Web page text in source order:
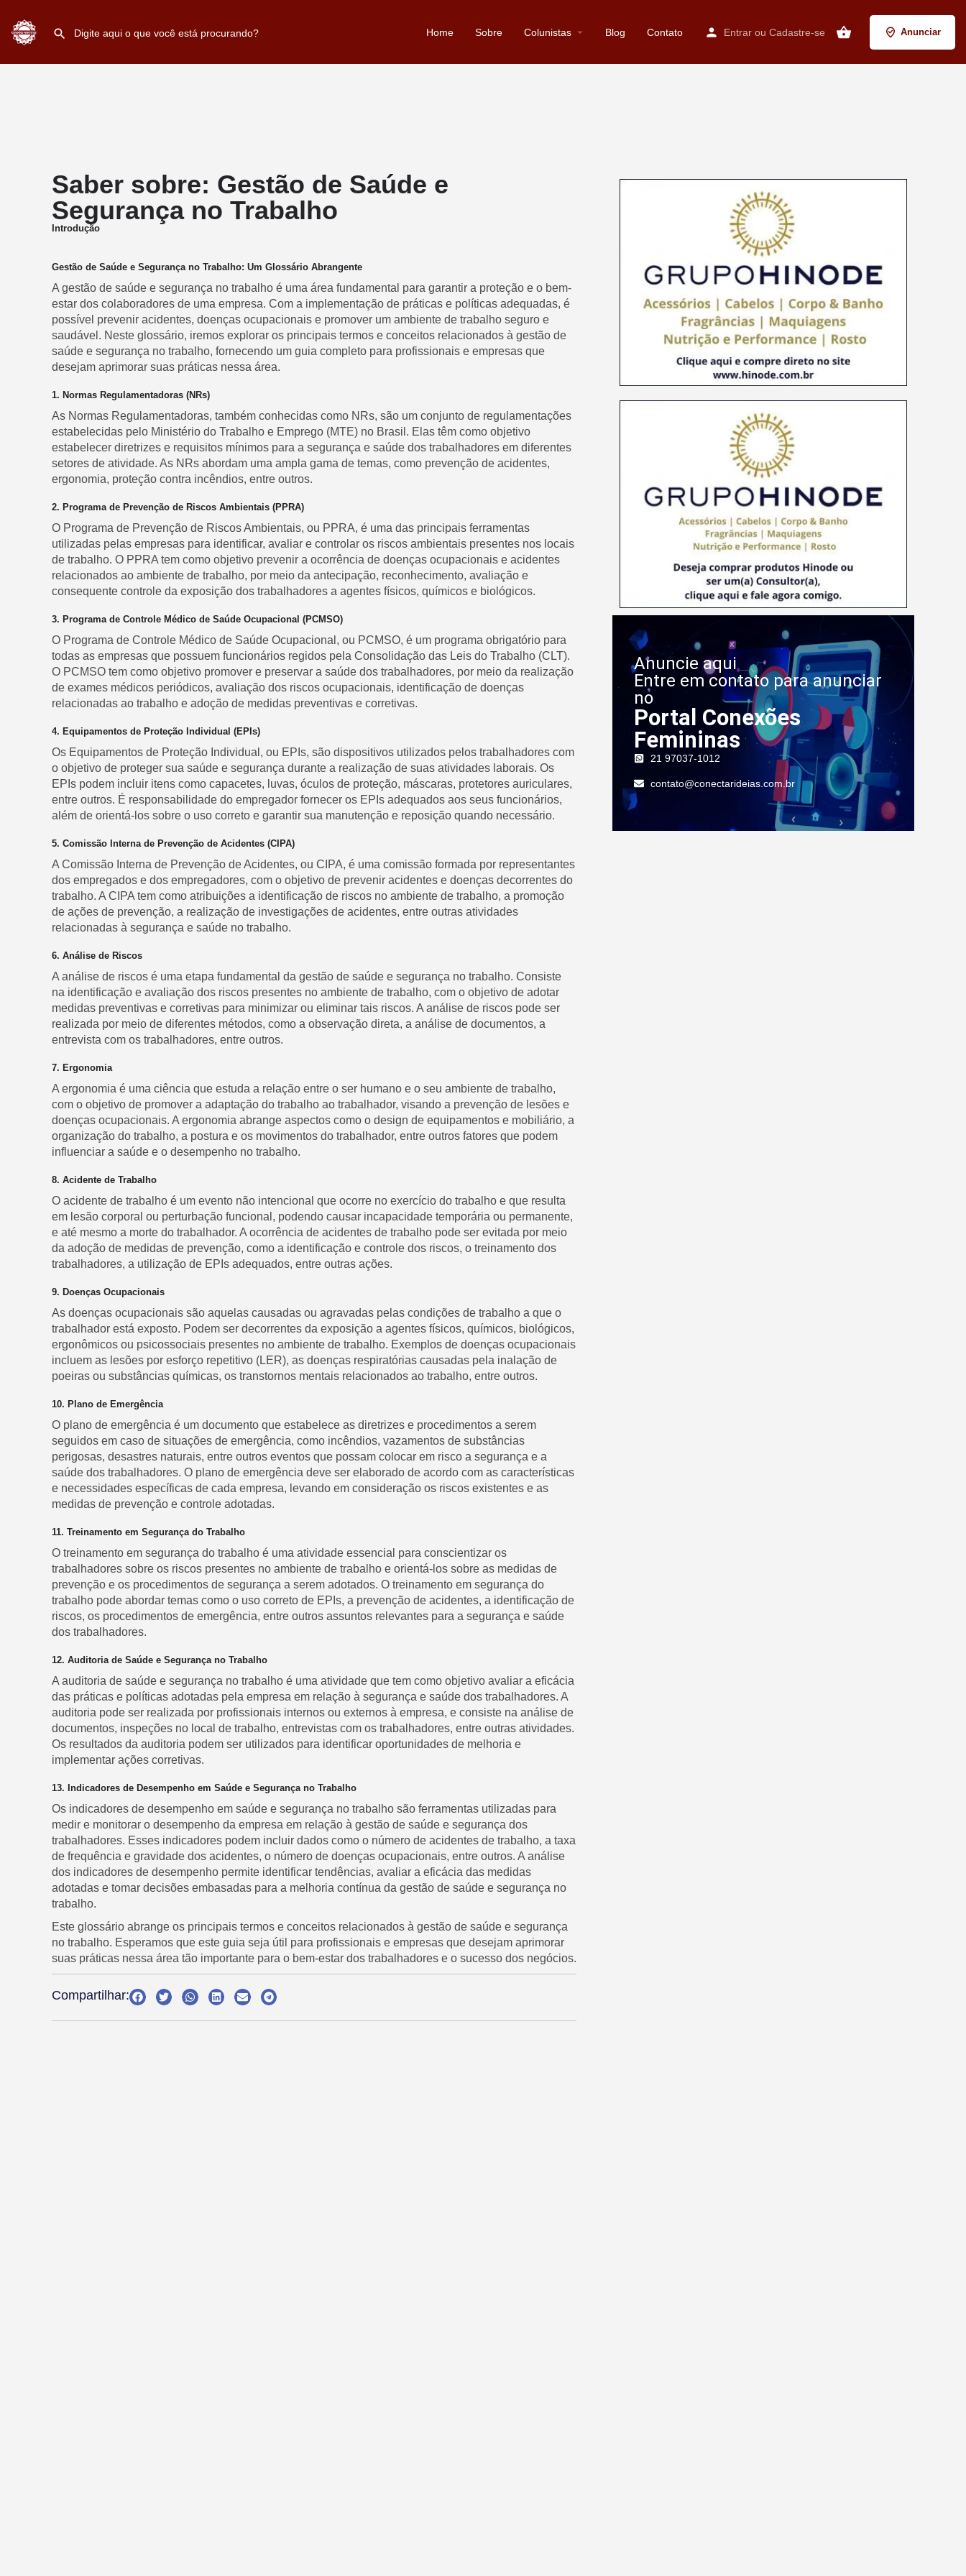
Home Sobre Colunistas Blog Contato Entrar ou Cadastre-se Anunciar
Saber sobre: Gestão de Saúde e
Segurança no Trabalho
Introdução
Gestão de Saúde e Segurança no Trabalho: Um Glossário Abrangente
A gestão de saúde e segurança no trabalho é uma área fundamental para garantir a proteção e o bem-
estar dos colaboradores de uma empresa. Com a implementação de práticas e políticas adequadas, é
possível prevenir acidentes, doenças ocupacionais e promover um ambiente de trabalho seguro e
saudável. Neste glossário, iremos explorar os principais termos e conceitos relacionados à gestão de
saúde e segurança no trabalho, fornecendo um guia completo para profissionais e empresas que
desejam aprimorar suas práticas nessa área.
1. Normas Regulamentadoras (NRs)
As Normas Regulamentadoras, também conhecidas como NRs, são um conjunto de regulamentações
estabelecidas pelo Ministério do Trabalho e Emprego (MTE) no Brasil. Elas têm como objetivo
estabelecer diretrizes e requisitos mínimos para a segurança e saúde dos trabalhadores em diferentes
setores de atividade. As NRs abordam uma ampla gama de temas, como prevenção de acidentes,
ergonomia, proteção contra incêndios, entre outros.
2. Programa de Prevenção de Riscos Ambientais (PPRA)
O Programa de Prevenção de Riscos Ambientais, ou PPRA, é uma das principais ferramentas
utilizadas pelas empresas para identificar, avaliar e controlar os riscos ambientais presentes nos locais
de trabalho. O PPRA tem como objetivo prevenir a ocorrência de doenças ocupacionais e acidentes
relacionados ao ambiente de trabalho, por meio da antecipação, reconhecimento, avaliação e
consequente controle da exposição dos trabalhadores a agentes físicos, químicos e biológicos.
3. Programa de Controle Médico de Saúde Ocupacional (PCMSO)
O Programa de Controle Médico de Saúde Ocupacional, ou PCMSO, é um programa obrigatório para
todas as empresas que possuem funcionários regidos pela Consolidação das Leis do Trabalho (CLT).
O PCMSO tem como objetivo promover e preservar a saúde dos trabalhadores, por meio da realização
de exames médicos periódicos, avaliação dos riscos ocupacionais, identificação de doenças
relacionadas ao trabalho e adoção de medidas preventivas e corretivas.
4. Equipamentos de Proteção Individual (EPIs)
Os Equipamentos de Proteção Individual, ou EPIs, são dispositivos utilizados pelos trabalhadores com
o objetivo de proteger sua saúde e segurança durante a realização de suas atividades laborais. Os
EPIs podem incluir itens como capacetes, luvas, óculos de proteção, máscaras, protetores auriculares,
entre outros. É responsabilidade do empregador fornecer os EPIs adequados aos seus funcionários,
além de orientá-los sobre o uso correto e garantir sua manutenção e reposição quando necessário.
5. Comissão Interna de Prevenção de Acidentes (CIPA)
A Comissão Interna de Prevenção de Acidentes, ou CIPA, é uma comissão formada por representantes
dos empregados e dos empregadores, com o objetivo de prevenir acidentes e doenças decorrentes do
trabalho. A CIPA tem como atribuições a identificação de riscos no ambiente de trabalho, a promoção
de ações de prevenção, a realização de investigações de acidentes, entre outras atividades
relacionadas à segurança e saúde no trabalho.
6. Análise de Riscos
A análise de riscos é uma etapa fundamental da gestão de saúde e segurança no trabalho. Consiste
na identificação e avaliação dos riscos presentes no ambiente de trabalho, com o objetivo de adotar
medidas preventivas e corretivas para minimizar ou eliminar tais riscos. A análise de riscos pode ser
realizada por meio de diferentes métodos, como a observação direta, a análise de documentos, a
entrevista com os trabalhadores, entre outros.
7. Ergonomia
A ergonomia é uma ciência que estuda a relação entre o ser humano e o seu ambiente de trabalho,
com o objetivo de promover a adaptação do trabalho ao trabalhador, visando a prevenção de lesões e
doenças ocupacionais. A ergonomia abrange aspectos como o design de equipamentos e mobiliário, a
organização do trabalho, a postura e os movimentos do trabalhador, entre outros fatores que podem
influenciar a saúde e o desempenho no trabalho.
8. Acidente de Trabalho
O acidente de trabalho é um evento não intencional que ocorre no exercício do trabalho e que resulta
em lesão corporal ou perturbação funcional, podendo causar incapacidade temporária ou permanente,
e até mesmo a morte do trabalhador. A ocorrência de acidentes de trabalho pode ser evitada por meio
da adoção de medidas de prevenção, como a identificação e controle dos riscos, o treinamento dos
trabalhadores, a utilização de EPIs adequados, entre outras ações.
9. Doenças Ocupacionais
As doenças ocupacionais são aquelas causadas ou agravadas pelas condições de trabalho a que o
trabalhador está exposto. Podem ser decorrentes da exposição a agentes físicos, químicos, biológicos,
ergonômicos ou psicossociais presentes no ambiente de trabalho. Exemplos de doenças ocupacionais
incluem as lesões por esforço repetitivo (LER), as doenças respiratórias causadas pela inalação de
poeiras ou substâncias químicas, os transtornos mentais relacionados ao trabalho, entre outros.
10. Plano de Emergência
O plano de emergência é um documento que estabelece as diretrizes e procedimentos a serem
seguidos em caso de situações de emergência, como incêndios, vazamentos de substâncias
perigosas, desastres naturais, entre outros eventos que possam colocar em risco a segurança e a
saúde dos trabalhadores. O plano de emergência deve ser elaborado de acordo com as características
e necessidades específicas de cada empresa, levando em consideração os riscos existentes e as
medidas de prevenção e controle adotadas.
11. Treinamento em Segurança do Trabalho
O treinamento em segurança do trabalho é uma atividade essencial para conscientizar os
trabalhadores sobre os riscos presentes no ambiente de trabalho e orientá-los sobre as medidas de
prevenção e os procedimentos de segurança a serem adotados. O treinamento em segurança do
trabalho pode abordar temas como o uso correto de EPIs, a prevenção de acidentes, a identificação de
riscos, os procedimentos de emergência, entre outros assuntos relevantes para a segurança e saúde
dos trabalhadores.
12. Auditoria de Saúde e Segurança no Trabalho
A auditoria de saúde e segurança no trabalho é uma atividade que tem como objetivo avaliar a eficácia
das práticas e políticas adotadas pela empresa em relação à segurança e saúde dos trabalhadores. A
auditoria pode ser realizada por profissionais internos ou externos à empresa, e consiste na análise de
documentos, inspeções no local de trabalho, entrevistas com os trabalhadores, entre outras atividades.
Os resultados da auditoria podem ser utilizados para identificar oportunidades de melhoria e
implementar ações corretivas.
13. Indicadores de Desempenho em Saúde e Segurança no Trabalho
Os indicadores de desempenho em saúde e segurança no trabalho são ferramentas utilizadas para
medir e monitorar o desempenho da empresa em relação à gestão de saúde e segurança dos
trabalhadores. Esses indicadores podem incluir dados como o número de acidentes de trabalho, a taxa
de frequência e gravidade dos acidentes, o número de doenças ocupacionais, entre outros. A análise
dos indicadores de desempenho permite identificar tendências, avaliar a eficácia das medidas
adotadas e tomar decisões embasadas para a melhoria contínua da gestão de saúde e segurança no
trabalho.
Este glossário abrange os principais termos e conceitos relacionados à gestão de saúde e segurança
no trabalho. Esperamos que este guia seja útil para profissionais e empresas que desejam aprimorar
suas práticas nessa área tão importante para o bem-estar dos trabalhadores e o sucesso dos negócios.
Compartilhar:
Anuncie aqui
Entre em contato para anunciar
no
Portal Conexões
Femininas
21 97037-1012
contato@conectarideias.com.br